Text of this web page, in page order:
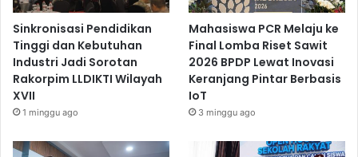
Sinkronisasi Pendidikan
Tinggi dan Kebutuhan
Industri Jadi Sorotan
Rakorpim LLDIKTI Wilayah
XVII
1 minggu ago
Mahasiswa PCR Melaju ke
Final Lomba Riset Sawit
2026 BPDP Lewat Inovasi
Keranjang Pintar Berbasis
IoT
3 minggu ago